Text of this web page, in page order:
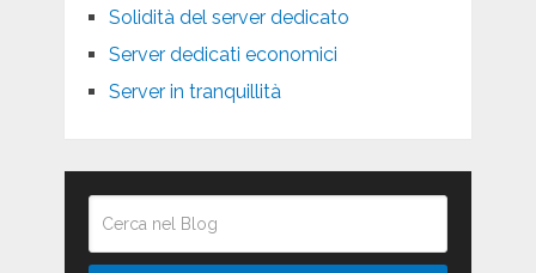
Solidità del server dedicato
Server dedicati economici
Server in tranquillità